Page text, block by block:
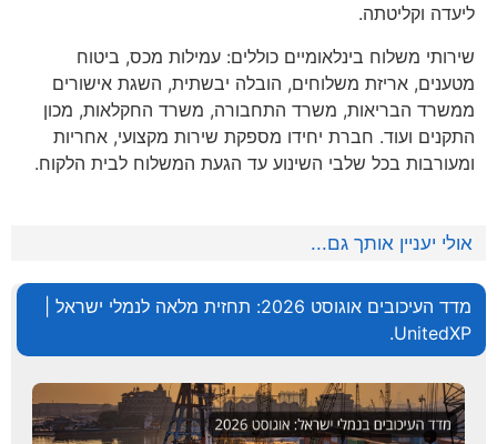
ליעדה וקליטתה.
שירותי משלוח בינלאומיים כוללים: עמילות מכס, ביטוח
מטענים, אריזת משלוחים, הובלה יבשתית, השגת אישורים
ממשרד הבריאות, משרד התחבורה, משרד החקלאות, מכון
התקנים ועוד. חברת יחידו מספקת שירות מקצועי, אחריות
ומעורבות בכל שלבי השינוע עד הגעת המשלוח לבית הלקוח.
אולי יעניין אותך גם...
מדד העיכובים אוגוסט 2026: תחזית מלאה לנמלי ישראל |
UnitedXP.